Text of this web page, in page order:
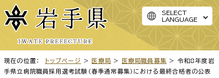
SELECT
LANGUAGE
現在の位置： トップページ > 医療局 > 医療局職員募集 > 令和8年度岩
手県立病院職員採用選考試験（春季通常募集）における最終合格者の公表